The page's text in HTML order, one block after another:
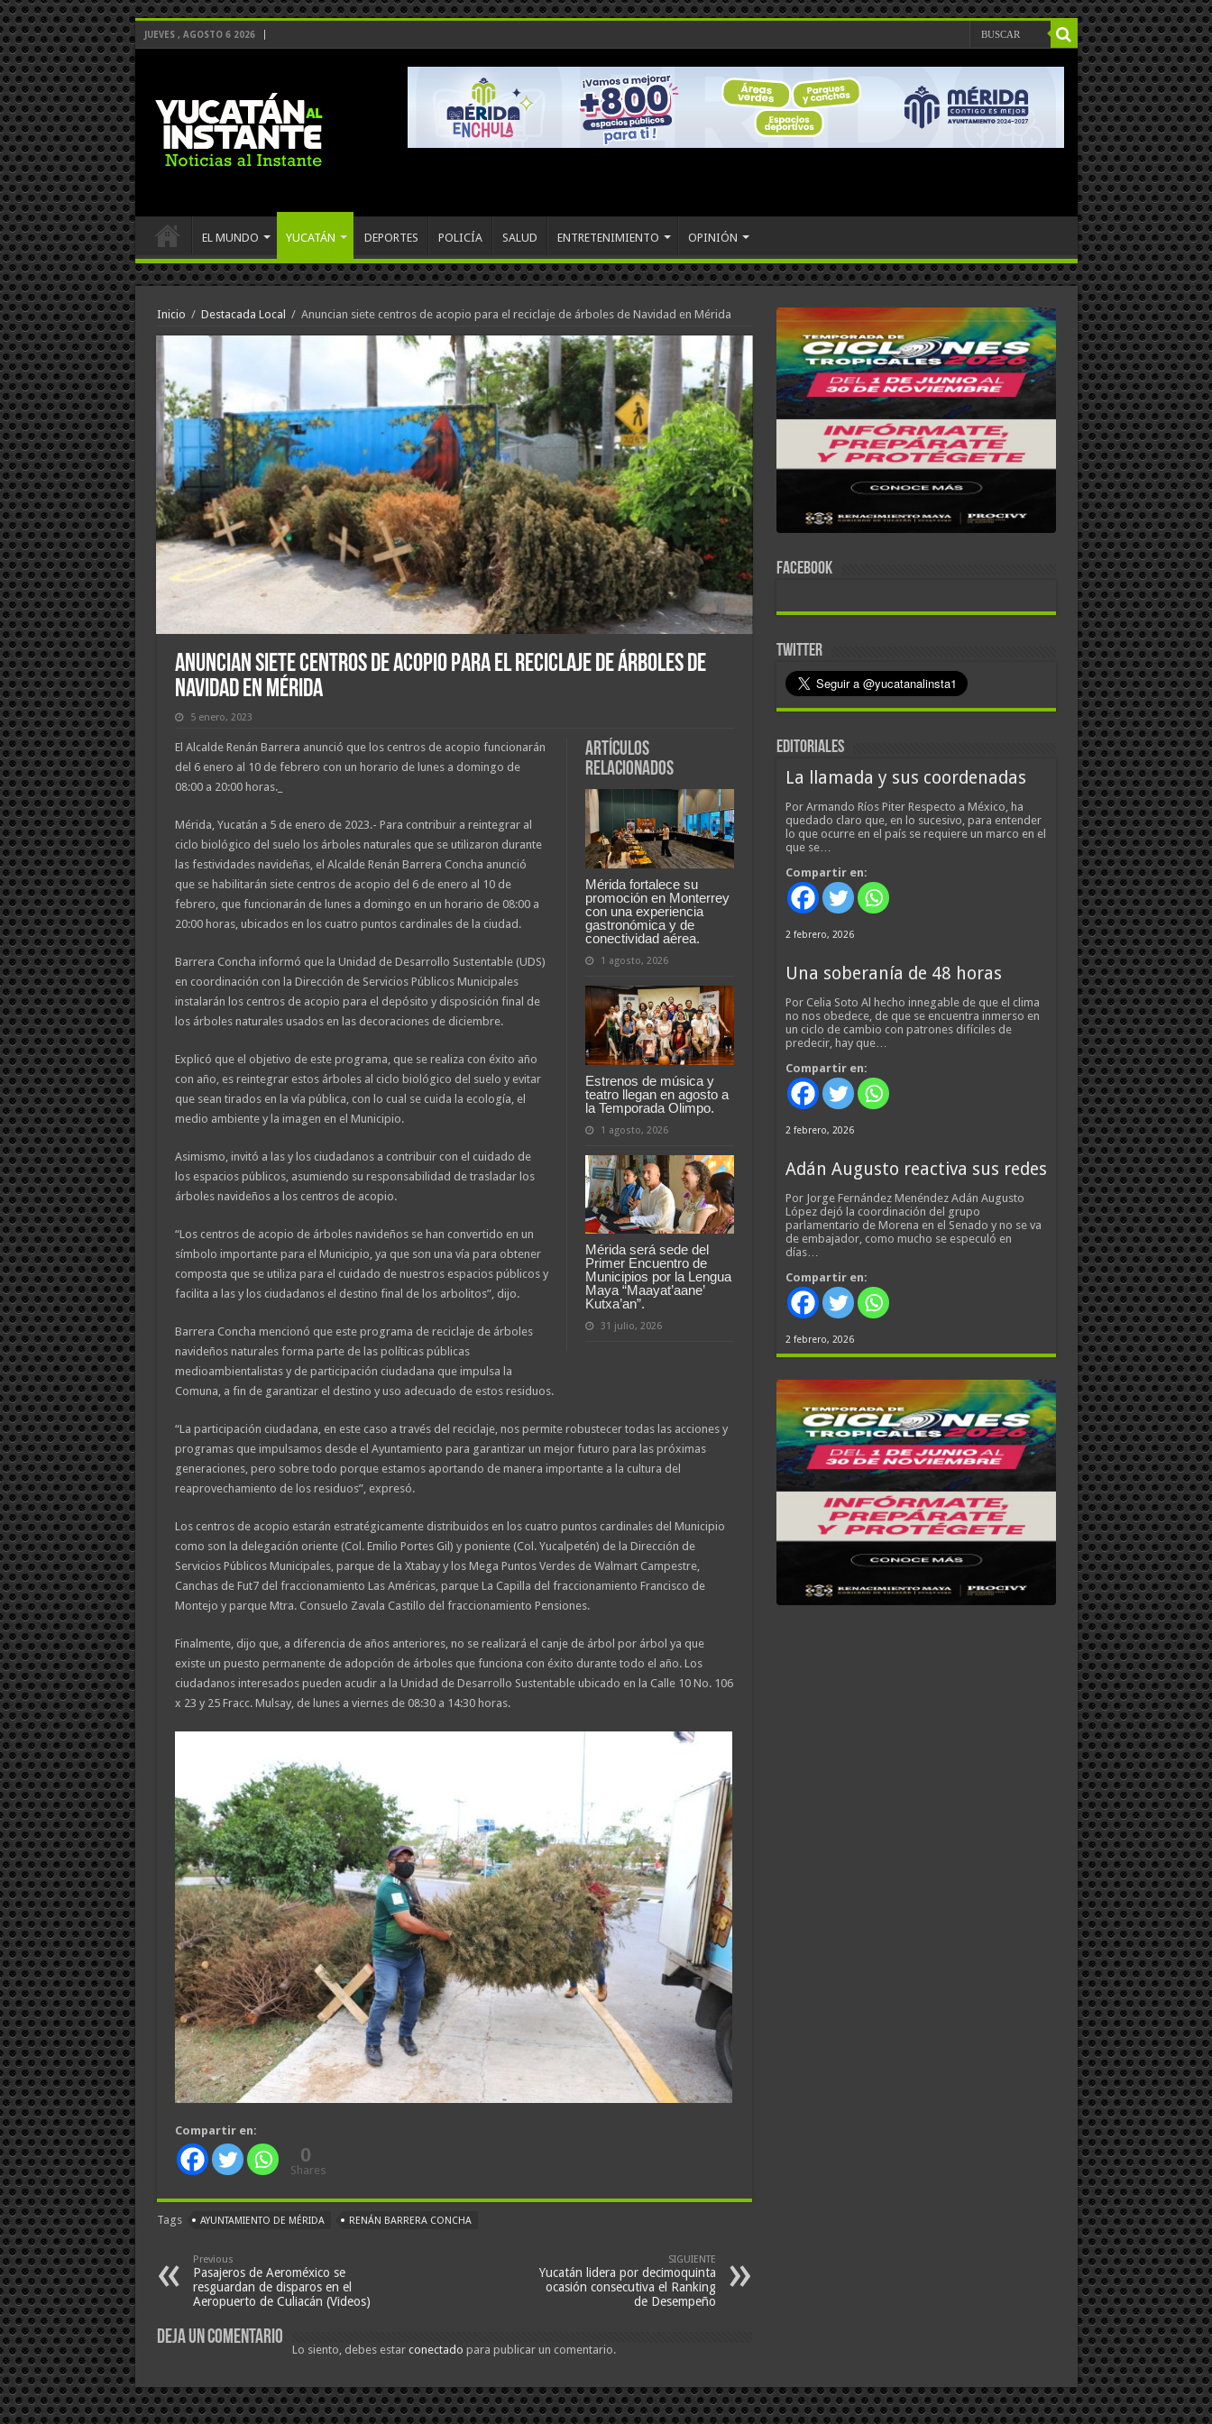
JUEVES , AGOSTO 6 2026
EL MUNDO YUCATÁN DEPORTES POLICÍA SALUD ENTRETENIMIENTO OPINIÓN
Inicio / Destacada Local / Anuncian siete centros de acopio para el reciclaje de árboles de Navidad en Mérida
Anuncian siete centros de acopio para el reciclaje de árboles de
Navidad en Mérida
5 enero, 2023
Artículos
relacionados
Mérida fortalece su
promoción en Monterrey
con una experiencia
gastronómica y de
conectividad aérea.
1 agosto, 2026
Estrenos de música y
teatro llegan en agosto a
la Temporada Olimpo.
1 agosto, 2026
Mérida será sede del
Primer Encuentro de
Municipios por la Lengua
Maya “Maayat’aane’
Kutxa’an”.
31 julio, 2026
El Alcalde Renán Barrera anunció que los centros de acopio funcionarán
del 6 enero al 10 de febrero con un horario de lunes a domingo de
08:00 a 20:00 horas._
Mérida, Yucatán a 5 de enero de 2023.- Para contribuir a reintegrar al
ciclo biológico del suelo los árboles naturales que se utilizaron durante
las festividades navideñas, el Alcalde Renán Barrera Concha anunció
que se habilitarán siete centros de acopio del 6 de enero al 10 de
febrero, que funcionarán de lunes a domingo en un horario de 08:00 a
20:00 horas, ubicados en los cuatro puntos cardinales de la ciudad.
Barrera Concha informó que la Unidad de Desarrollo Sustentable (UDS)
en coordinación con la Dirección de Servicios Públicos Municipales
instalarán los centros de acopio para el depósito y disposición final de
los árboles naturales usados en las decoraciones de diciembre.
Explicó que el objetivo de este programa, que se realiza con éxito año
con año, es reintegrar estos árboles al ciclo biológico del suelo y evitar
que sean tirados en la vía pública, con lo cual se cuida la ecología, el
medio ambiente y la imagen en el Municipio.
Asimismo, invitó a las y los ciudadanos a contribuir con el cuidado de
los espacios públicos, asumiendo su responsabilidad de trasladar los
árboles navideños a los centros de acopio.
“Los centros de acopio de árboles navideños se han convertido en un
símbolo importante para el Municipio, ya que son una vía para obtener
composta que se utiliza para el cuidado de nuestros espacios públicos y
facilita a las y los ciudadanos el destino final de los arbolitos”, dijo.
Barrera Concha mencionó que este programa de reciclaje de árboles
navideños naturales forma parte de las políticas públicas
medioambientalistas y de participación ciudadana que impulsa la
Comuna, a fin de garantizar el destino y uso adecuado de estos residuos.
“La participación ciudadana, en este caso a través del reciclaje, nos permite robustecer todas las acciones y
programas que impulsamos desde el Ayuntamiento para garantizar un mejor futuro para las próximas
generaciones, pero sobre todo porque estamos aportando de manera importante a la cultura del
reaprovechamiento de los residuos”, expresó.
Los centros de acopio estarán estratégicamente distribuidos en los cuatro puntos cardinales del Municipio
como son la delegación oriente (Col. Emilio Portes Gil) y poniente (Col. Yucalpetén) de la Dirección de
Servicios Públicos Municipales, parque de la Xtabay y los Mega Puntos Verdes de Walmart Campestre,
Canchas de Fut7 del fraccionamiento Las Américas, parque La Capilla del fraccionamiento Francisco de
Montejo y parque Mtra. Consuelo Zavala Castillo del fraccionamiento Pensiones.
Finalmente, dijo que, a diferencia de años anteriores, no se realizará el canje de árbol por árbol ya que
existe un puesto permanente de adopción de árboles que funciona con éxito durante todo el año. Los
ciudadanos interesados pueden acudir a la Unidad de Desarrollo Sustentable ubicado en la Calle 10 No. 106
x 23 y 25 Fracc. Mulsay, de lunes a viernes de 08:30 a 14:30 horas.
Compartir en:
0
Shares
Tags AYUNTAMIENTO DE MÉRIDA RENÁN BARRERA CONCHA
Previous
Pasajeros de Aeroméxico se
resguardan de disparos en el
Aeropuerto de Culiacán (Videos)
SIGUIENTE
Yucatán lidera por decimoquinta
ocasión consecutiva el Ranking
de Desempeño
Deja un comentario
Lo siento, debes estar conectado para publicar un comentario.
FACEBOOK
TWITTER
EDITORIALES
La llamada y sus coordenadas
Por Armando Ríos Piter Respecto a México, ha
quedado claro que, en lo sucesivo, para entender
lo que ocurre en el país se requiere un marco en el
que se…
Compartir en:
2 febrero, 2026
Una soberanía de 48 horas
Por Celia Soto Al hecho innegable de que el clima
no nos obedece, de que se encuentra inmerso en
un ciclo de cambio con patrones difíciles de
predecir, hay que…
Compartir en:
2 febrero, 2026
Adán Augusto reactiva sus redes
Por Jorge Fernández Menéndez Adán Augusto
López dejó la coordinación del grupo
parlamentario de Morena en el Senado y no se va
de embajador, como mucho se especuló en
días…
Compartir en:
2 febrero, 2026